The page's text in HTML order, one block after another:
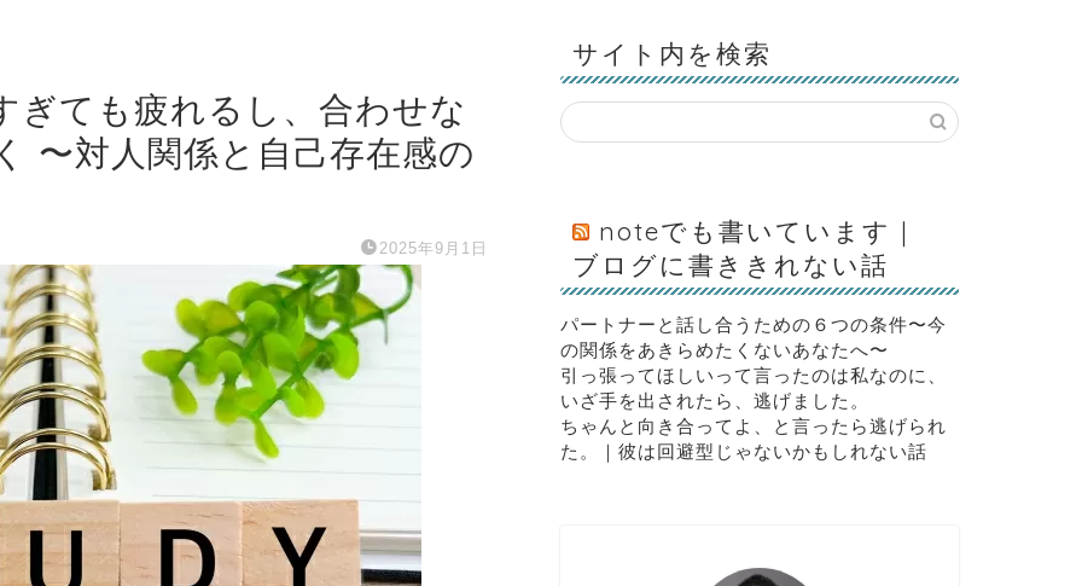
ぎても疲れるし、合わせな
〜対人関係と自己存在感の
2025年9月1日
サイト内を検索
noteでも書いています｜
ブログに書ききれない話
パートナーと話し合うための６つの条件〜今
の関係をあきらめたくないあなたへ〜
引っ張ってほしいって言ったのは私なのに、
いざ手を出されたら、逃げました。
ちゃんと向き合ってよ、と言ったら逃げられ
た。｜彼は回避型じゃないかもしれない話